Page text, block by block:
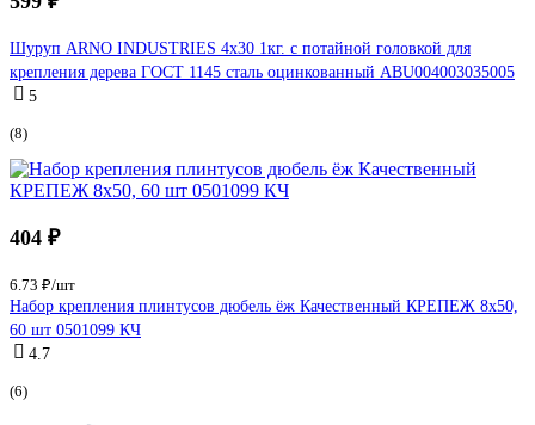
Шуруп ARNO INDUSTRIES 4х30 1кг. с потайной головкой для
крепления дерева ГОСТ 1145 сталь оцинкованный ABU004003035005
5
(8)
404 ₽
6.73 ₽/шт
Набор крепления плинтусов дюбель ёж Качественный КРЕПЕЖ 8x50,
60 шт 0501099 КЧ
4.7
(6)